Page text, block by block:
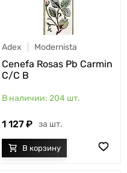
Adex Modernista
Cenefa Rosas Pb Carmin
C/C B
204 шт.
1 127 шт.